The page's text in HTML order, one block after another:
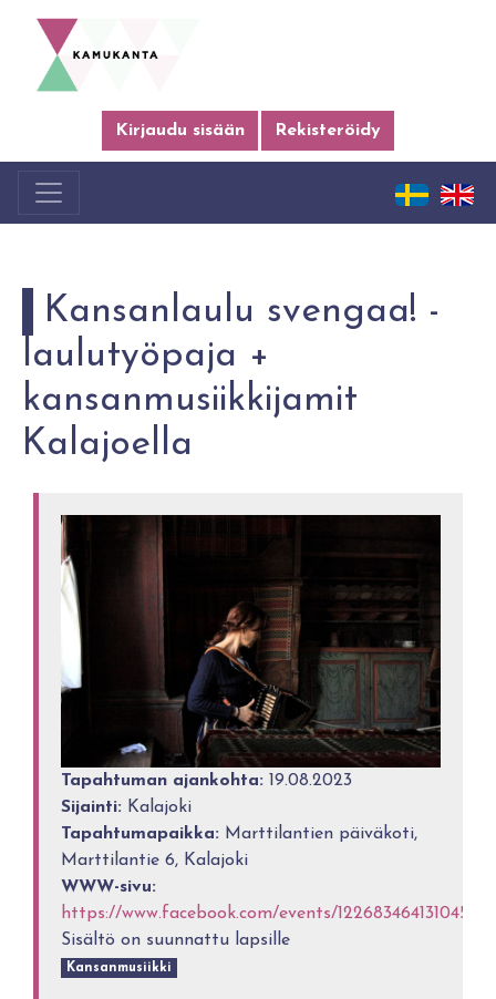
Kirjaudu sisään Rekisteröidy
Kansanlaulu svengaa! -
laulutyöpaja +
kansanmusiikkijamit
Kalajoella
Tapahtuman ajankohta: 19.08.2023
Sijainti: Kalajoki
Tapahtumapaikka: Marttilantien päiväkoti,
Marttilantie 6, Kalajoki
WWW-sivu:
https://www.facebook.com/events/1226834641310456
Sisältö on suunnattu lapsille
Kansanmusiikki